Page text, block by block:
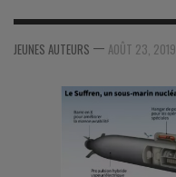
JEUNES AUTEURS — AOÛT 23, 2019